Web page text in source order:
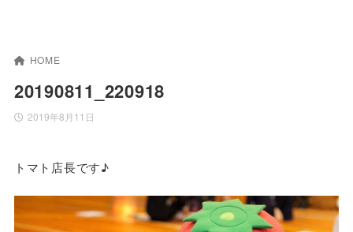
HOME
20190811_220918
2019年8月11日
トマト店長です♪